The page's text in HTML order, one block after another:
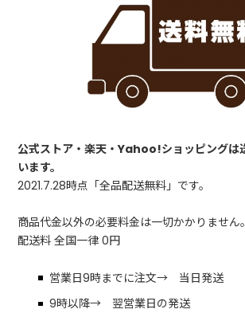
公式ストア・楽天・Yahoo!ショッピングは
います。
2021.7.28時点「全品配送無料」です。
商品代金以外の必要料金は一切かかりません。
配送料 全国一律 0円
営業日9時までに注文→ 当日発送
9時以降→ 翌営業日の発送